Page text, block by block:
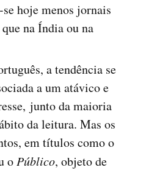
hoje menos jornais
na Índia ou na
a tendência se
a um atávico e
junto da maioria
da leitura. Mas os
em títulos como o
o Público, objeto de